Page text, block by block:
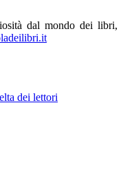
dal mondo dei libri,
dei lettori